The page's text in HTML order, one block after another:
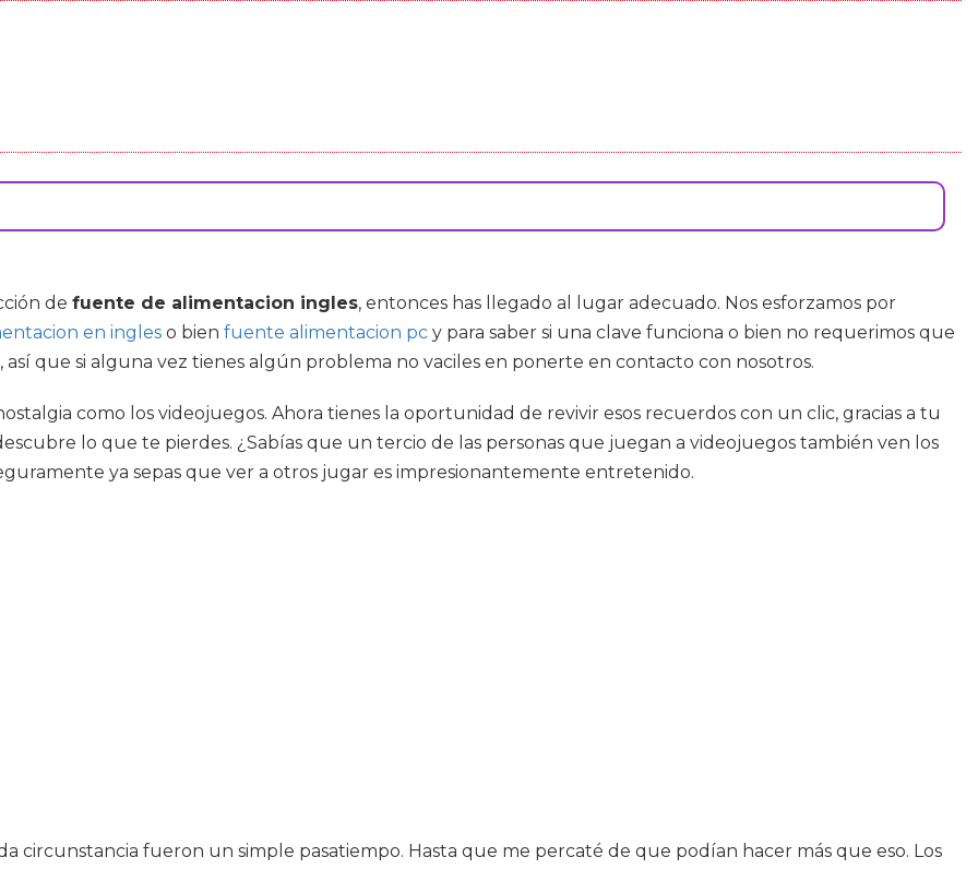
de fuente de alimentacion ingles, entonces has llegado al lugar adecuado. Nos esforzamos por
en ingles o bien fuente alimentacion pc y para saber si una clave funciona o bien no requerimos que
así que si alguna vez tienes algún problema no vaciles en ponerte en contacto con nosotros.
como los videojuegos. Ahora tienes la oportunidad de revivir esos recuerdos con un clic, gracias a tu
lo que te pierdes. ¿Sabías que un tercio de las personas que juegan a videojuegos también ven los
ya sepas que ver a otros jugar es impresionantemente entretenido.
circunstancia fueron un simple pasatiempo. Hasta que me percaté de que podían hacer más que eso. Los